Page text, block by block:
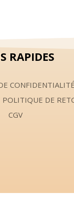
RAPIDES
CONFIDENTIALITÉ
POLITIQUE DE
CGV